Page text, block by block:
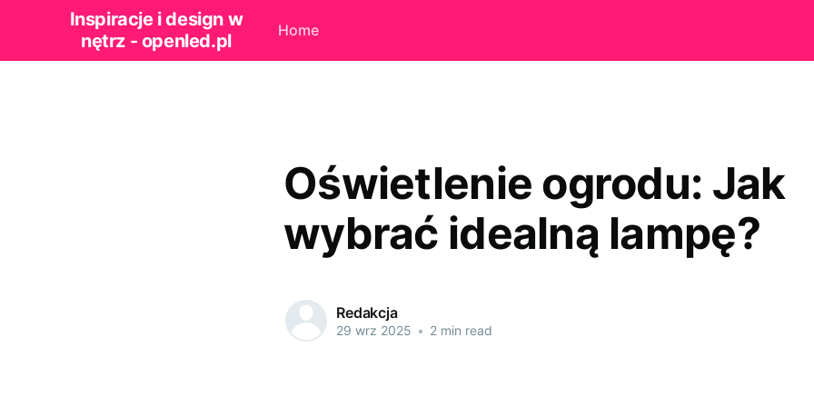
Inspiracje i design w
nętrz - openled.pl
Home
Oświetlenie ogrodu: Jak
wybrać idealną lampę?
Redakcja
29 wrz 2025 • 2 min read